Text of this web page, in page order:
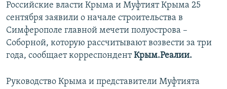
Все сайты RFE/RL
Российские власти Крыма и Муфтият Крыма 25
сентября заявили о начале строительства в
Симферополе главной мечети полуострова –
Соборной, которую рассчитывают возвести за три
года, сообщает корреспондентКрым.Реалии.
Руководство Крыма и представители Муфтията